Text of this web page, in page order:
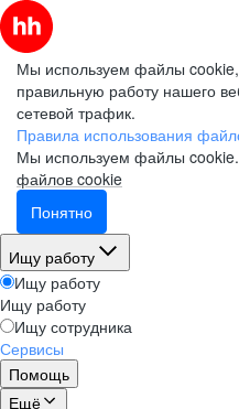
Мы используем файлы cookie,
правильную работу нашего
сетевой трафик.
Правила использования
Мы используем файлы cookie.
файлов cookie
Понятно
Ищу работу
Ищу работу
Ищу работу
Ищу сотрудника
Сервисы
Помощь
Ещё